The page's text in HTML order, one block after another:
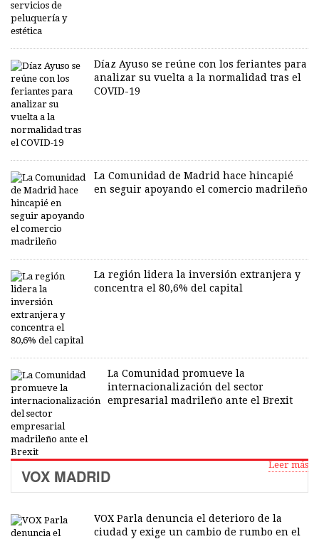
Díaz Ayuso se reúne con los feriantes para
analizar su vuelta a la normalidad tras el
COVID-19
La Comunidad de Madrid hace hincapié
en seguir apoyando el comercio madrileño
La región lidera la inversión extranjera y
concentra el 80,6% del capital
La Comunidad promueve la
internacionalización del sector
empresarial madrileño ante el Brexit
Leer más
VOX MADRID
VOX Parla denuncia el deterioro de la
ciudad y exige un cambio de rumbo en el